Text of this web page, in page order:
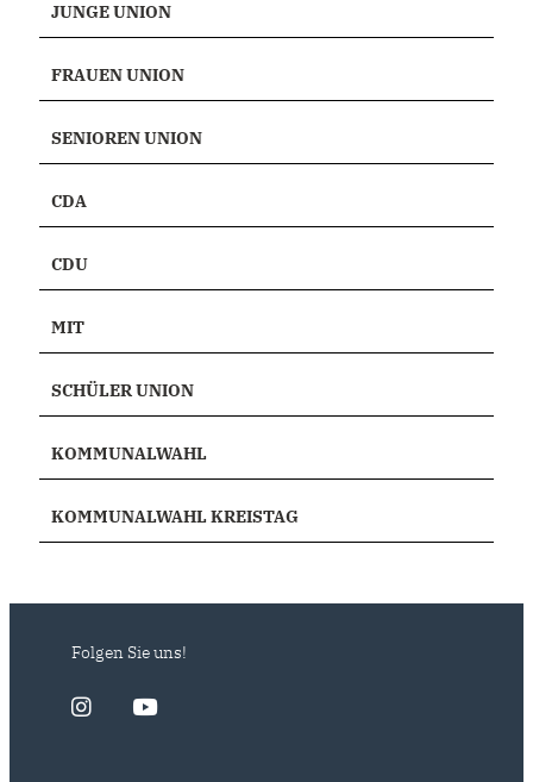
JUNGE UNION
FRAUEN UNION
SENIOREN UNION
CDA
CDU
MIT
SCHÜLER UNION
KOMMUNALWAHL
KOMMUNALWAHL KREISTAG
Folgen Sie uns!